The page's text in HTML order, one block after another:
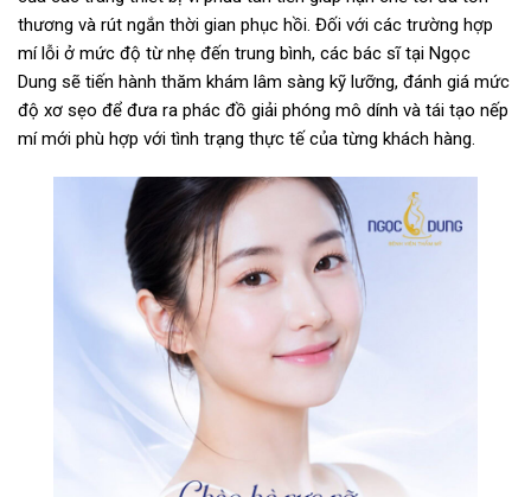
thương và rút ngắn thời gian phục hồi. Đối với các trường hợp
mí lỗi ở mức độ từ nhẹ đến trung bình, các bác sĩ tại Ngọc
Dung sẽ tiến hành thăm khám lâm sàng kỹ lưỡng, đánh giá mức
độ xơ sẹo để đưa ra phác đồ giải phóng mô dính và tái tạo nếp
mí mới phù hợp với tình trạng thực tế của từng khách hàng.